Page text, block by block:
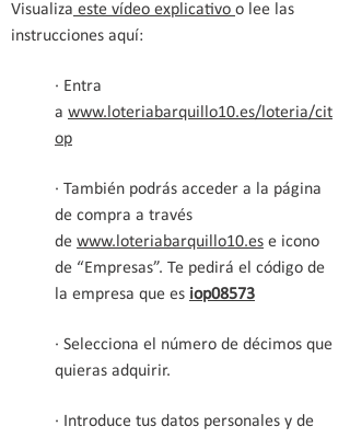
Visualiza este vídeo explicativo o lee las
instrucciones aquí:
· Entra
a www.loteriabarquillo10.es/loteria/cit
op
· También podrás acceder a la página
de compra a través
de www.loteriabarquillo10.es e icono
de “Empresas”. Te pedirá el código de
la empresa que es iop08573
· Selecciona el número de décimos que
quieras adquirir.
· Introduce tus datos personales y de